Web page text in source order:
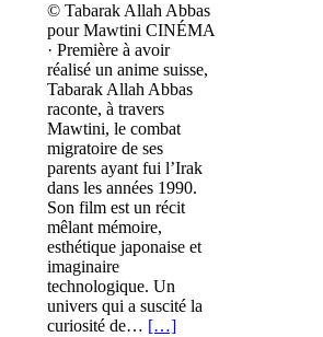
© Tabarak Allah Abbas
pour Mawtini CINÉMA
· Première à avoir
réalisé un anime suisse,
Tabarak Allah Abbas
raconte, à travers
Mawtini, le combat
migratoire de ses
parents ayant fui l’Irak
dans les années 1990.
Son film est un récit
mêlant mémoire,
esthétique japonaise et
imaginaire
technologique. Un
univers qui a suscité la
curiosité de… […]